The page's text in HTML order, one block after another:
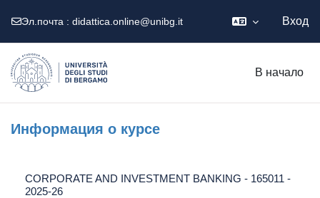
Эл.почта : didattica.online@unibg.it Вход
В начало
Информация о курсе
CORPORATE AND INVESTMENT BANKING - 165011 -
2025-26